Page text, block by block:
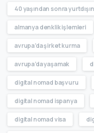
40 yaşından sonra
almanya denklik işlemleri
avrupa’da şirket kurma
avrupa’da yaşamak
digital nomad başvuru
digital nomad ispanya
digital nomad visa